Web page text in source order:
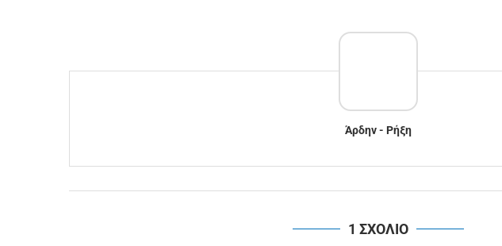
Άρδην - Ρήξη
1 ΣΧΟΛΙΟ